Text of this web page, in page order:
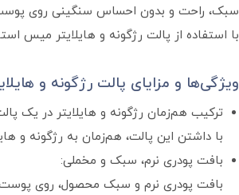
سبک، راحت و بدون احساس سنگینی روی پوست
با استفاده از پالت رژگونه و هایلایتر میس
ویژگی‌ها و مزایای پالت رژگونه و
ترکیب هم‌زمان رژگونه و هایلایتر در یک
با داشتن این پالت، هم‌زمان به رژگونه و
بافت پودری نرم، سبک و مخملی:
بافت پودری نرم و سبک محصول، روی پوست